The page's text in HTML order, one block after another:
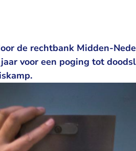
de rechtbank Midden-
voor een poging tot